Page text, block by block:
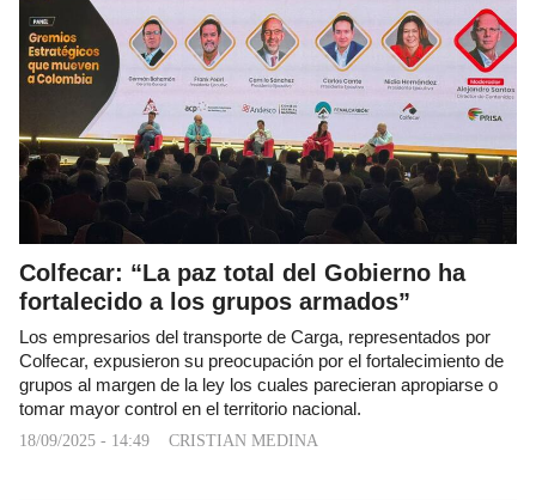
Colfecar: “La paz total del Gobierno ha
fortalecido a los grupos armados”
Los empresarios del transporte de Carga, representados por
Colfecar, expusieron su preocupación por el fortalecimiento de
grupos al margen de la ley los cuales parecieran apropiarse o
tomar mayor control en el territorio nacional.
18/09/2025 - 14:49 CRISTIAN MEDINA